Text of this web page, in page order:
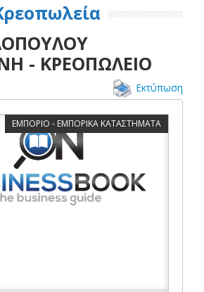
- ΚΡΕΟΠΩΛΕΙΟ
Εκτύπωση
ΕΜΠΟΡΙΟ - ΕΜΠΟΡΙΚΑ ΚΑΤΑΣΤΗΜΑΤΑ